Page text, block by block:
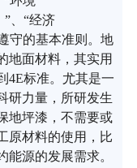
”、“经济
守的基本准则。地
地面材料，其实用
4E标准。尤其是一
研力量，所研发生
地坪漆，不需要或
原材料的使用，比
源的发展需求。